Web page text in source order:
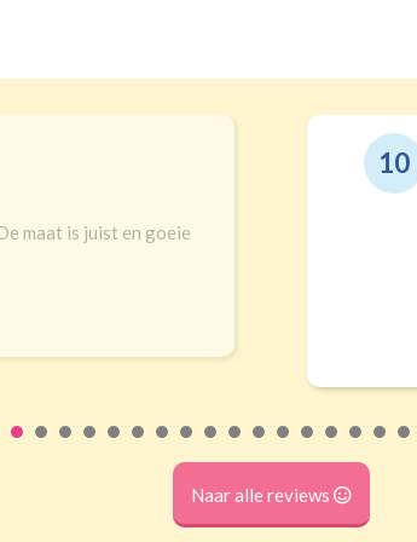
gordijnen en echt top service!
een lange zoektocht in winkels en online uitgekomen
,Amersfoort
Naar alle reviews